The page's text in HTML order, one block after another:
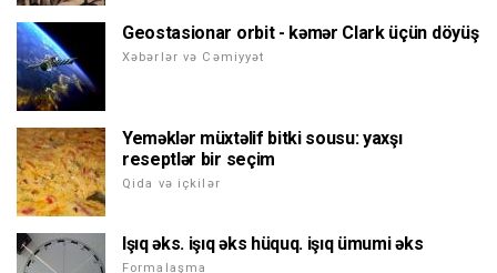
Geostasionar orbit - kəmər Clark üçün döyüş
Xəbərlər və Cəmiyyət
Yeməklər müxtəlif bitki sousu: yaxşı
reseptlər bir seçim
Qida və içkilər
Işıq əks. işıq əks hüquq. işıq ümumi əks
Formalaşma